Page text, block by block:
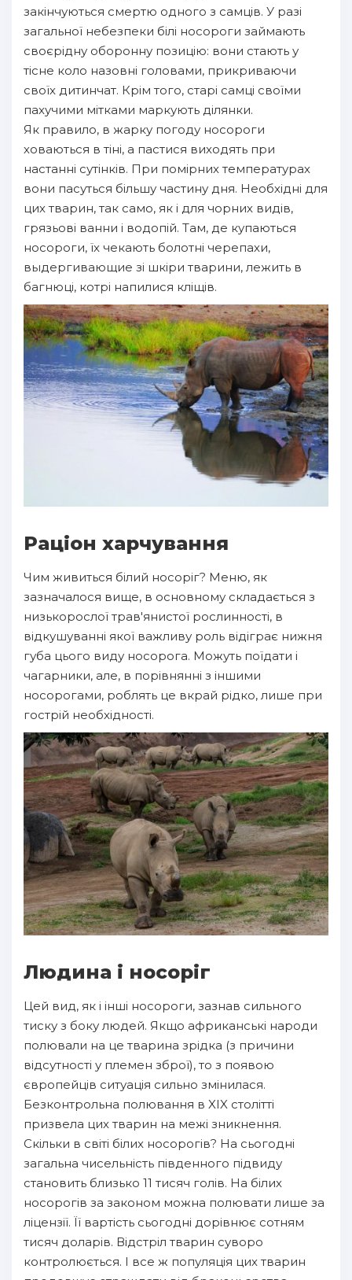
закінчуються смертю одного з самців. У разі
загальної небезпеки білі носороги займають
своєрідну оборонну позицію: вони стають у
тісне коло назовні головами, прикриваючи
своїх дитинчат. Крім того, старі самці своїми
пахучими мітками маркують ділянки.
Як правило, в жарку погоду носороги
ховаються в тіні, а пастися виходять при
настанні сутінків. При помірних температурах
вони пасуться більшу частину дня. Необхідні для
цих тварин, так само, як і для чорних видів,
грязьові ванни і водопій. Там, де купаються
носороги, їх чекають болотні черепахи,
выдергивающие зі шкіри тварини, лежить в
багнюці, котрі напилися кліщів.
Раціон харчування
Чим живиться білий носоріг? Меню, як
зазначалося вище, в основному складається з
низькорослої трав'янистої рослинності, в
відкушуванні якої важливу роль відіграє нижня
губа цього виду носорога. Можуть поїдати і
чагарники, але, в порівнянні з іншими
носорогами, роблять це вкрай рідко, лише при
гострій необхідності.
Людина і носоріг
Цей вид, як і інші носороги, зазнав сильного
тиску з боку людей. Якщо африканські народи
полювали на це тварина зрідка (з причини
відсутності у племен зброї), то з появою
європейців ситуація сильно змінилася.
Безконтрольна полювання в XIX столітті
призвела цих тварин на межі зникнення.
Скільки в світі білих носорогів? На сьогодні
загальна чисельність південного підвиду
становить близько 11 тисяч голів. На білих
носорогів за законом можна полювати лише за
ліцензії. Її вартість сьогодні дорівнює сотням
тисяч доларів. Відстріл тварин суворо
контролюється. І все ж популяція цих тварин